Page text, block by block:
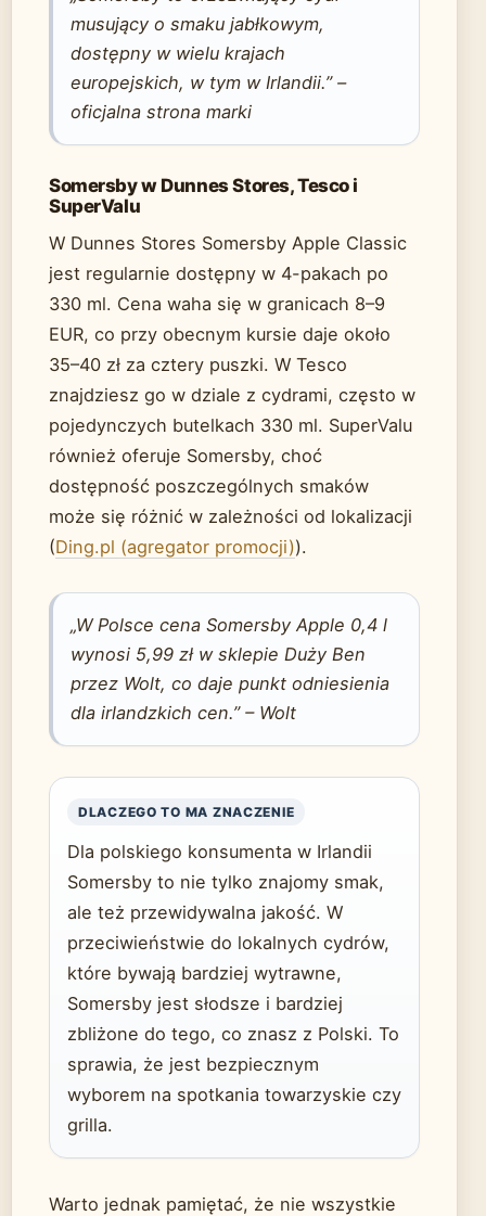
musujący o smaku jabłkowym,
dostępny w wielu krajach
europejskich, w tym w Irlandii.” –
oficjalna strona marki
Somersby w Dunnes Stores, Tesco i
SuperValu
W Dunnes Stores Somersby Apple Classic
jest regularnie dostępny w 4-pakach po
330 ml. Cena waha się w granicach 8–9
EUR, co przy obecnym kursie daje około
35–40 zł za cztery puszki. W Tesco
znajdziesz go w dziale z cydrami, często w
pojedynczych butelkach 330 ml. SuperValu
również oferuje Somersby, choć
dostępność poszczególnych smaków
może się różnić w zależności od lokalizacji
(Ding.pl (agregator promocji)).
„W Polsce cena Somersby Apple 0,4 l
wynosi 5,99 zł w sklepie Duży Ben
przez Wolt, co daje punkt odniesienia
dla irlandzkich cen.” – Wolt
DLACZEGO TO MA ZNACZENIE
Dla polskiego konsumenta w Irlandii
Somersby to nie tylko znajomy smak,
ale też przewidywalna jakość. W
przeciwieństwie do lokalnych cydrów,
które bywają bardziej wytrawne,
Somersby jest słodsze i bardziej
zbliżone do tego, co znasz z Polski. To
sprawia, że jest bezpiecznym
wyborem na spotkania towarzyskie czy
grilla.
Warto jednak pamiętać, że nie wszystkie